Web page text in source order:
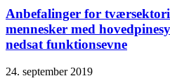
Anbefalinger for
mennesker med
nedsat funktionsevne
24. september 2019